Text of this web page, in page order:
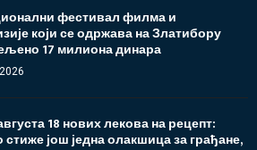
фестивал филма и
који се одржава на Златибору
17 милиона динара
18 нових лекова на рецепт:
стиже још једна олакшица за грађане,